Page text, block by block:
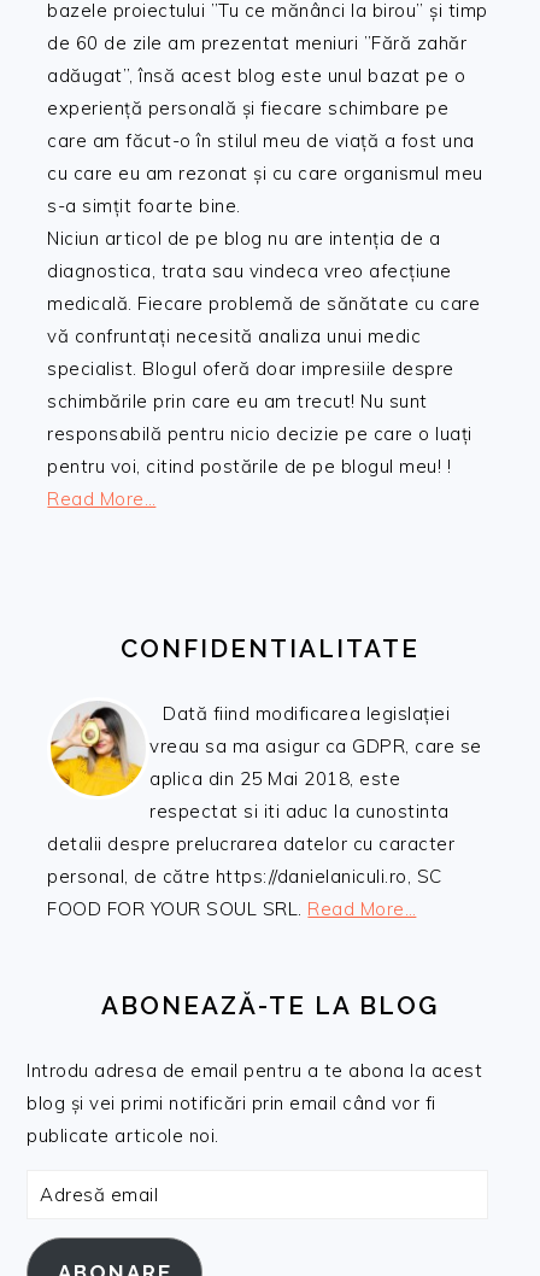
bazele proiectului ”Tu ce mănânci la birou” și timp
de 60 de zile am prezentat meniuri ”Fără zahăr
adăugat”, însă acest blog este unul bazat pe o
experiență personală și fiecare schimbare pe
care am făcut-o în stilul meu de viață a fost una
cu care eu am rezonat și cu care organismul meu
s-a simțit foarte bine.
Niciun articol de pe blog nu are intenția de a
diagnostica, trata sau vindeca vreo afecțiune
medicală. Fiecare problemă de sănătate cu care
vă confruntați necesită analiza unui medic
specialist. Blogul oferă doar impresiile despre
schimbările prin care eu am trecut! Nu sunt
responsabilă pentru nicio decizie pe care o luați
pentru voi, citind postările de pe blogul meu! !
Read More…
CONFIDENTIALITATE
Dată fiind modificarea legislației
vreau sa ma asigur ca GDPR, care se
aplica din 25 Mai 2018, este
respectat si iti aduc la cunostinta
detalii despre prelucrarea datelor cu caracter
personal, de către https://danielaniculi.ro, SC
FOOD FOR YOUR SOUL SRL. Read More…
ABONEAZĂ-TE LA BLOG
Introdu adresa de email pentru a te abona la acest
blog și vei primi notificări prin email când vor fi
publicate articole noi.
Adresă